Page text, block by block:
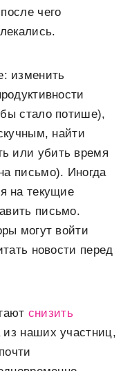
чего
изменить
стало потише),
найти
или убить время
письмо). Иногда
на текущие
письмо.
могут войти
новости перед
снизить
наших участниц,